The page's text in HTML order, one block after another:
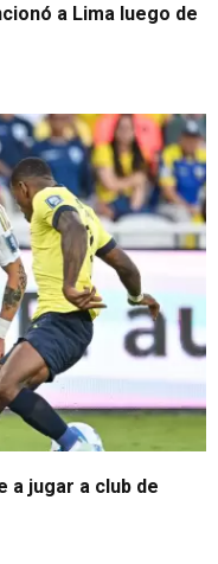
a Lima luego de
a jugar a club de